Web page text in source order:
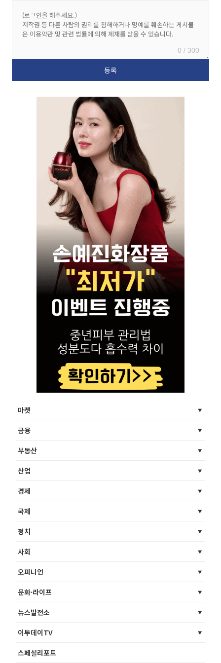
0 / 300
마켓
금융
부동산
산업
경제
국제
정치
사회
오피니언
문화·라이프
뉴스발전소
이투데이TV
스페셜리포트